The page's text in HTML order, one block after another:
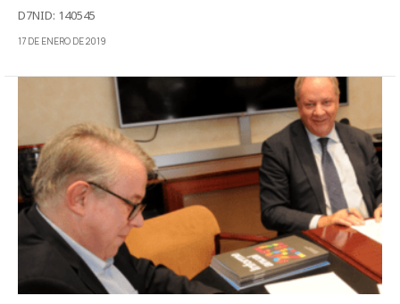
D7NID: 140545
17 DE ENERO DE 2019